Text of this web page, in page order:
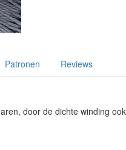
Patronen Reviews
door de dichte winding